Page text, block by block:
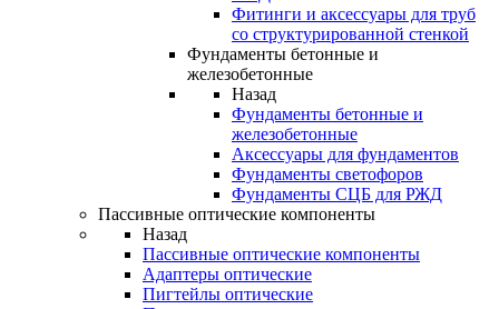
Фитинги и аксессуары для труб
со структурированной стенкой
Фундаменты бетонные и
железобетонные
Назад
Фундаменты бетонные и
железобетонные
Аксессуары для фундаментов
Фундаменты светофоров
Фундаменты СЦБ для РЖД
Пассивные оптические компоненты
Назад
Пассивные оптические компоненты
Адаптеры оптические
Пигтейлы оптические